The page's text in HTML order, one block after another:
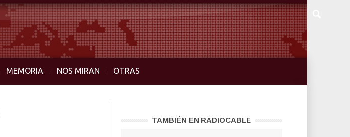
MEMORIA NOS MIRAN OTRAS
TAMBIÉN EN RADIOCABLE